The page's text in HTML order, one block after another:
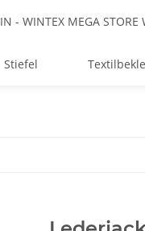
- WINTEX MEGA STORE
Stiefel